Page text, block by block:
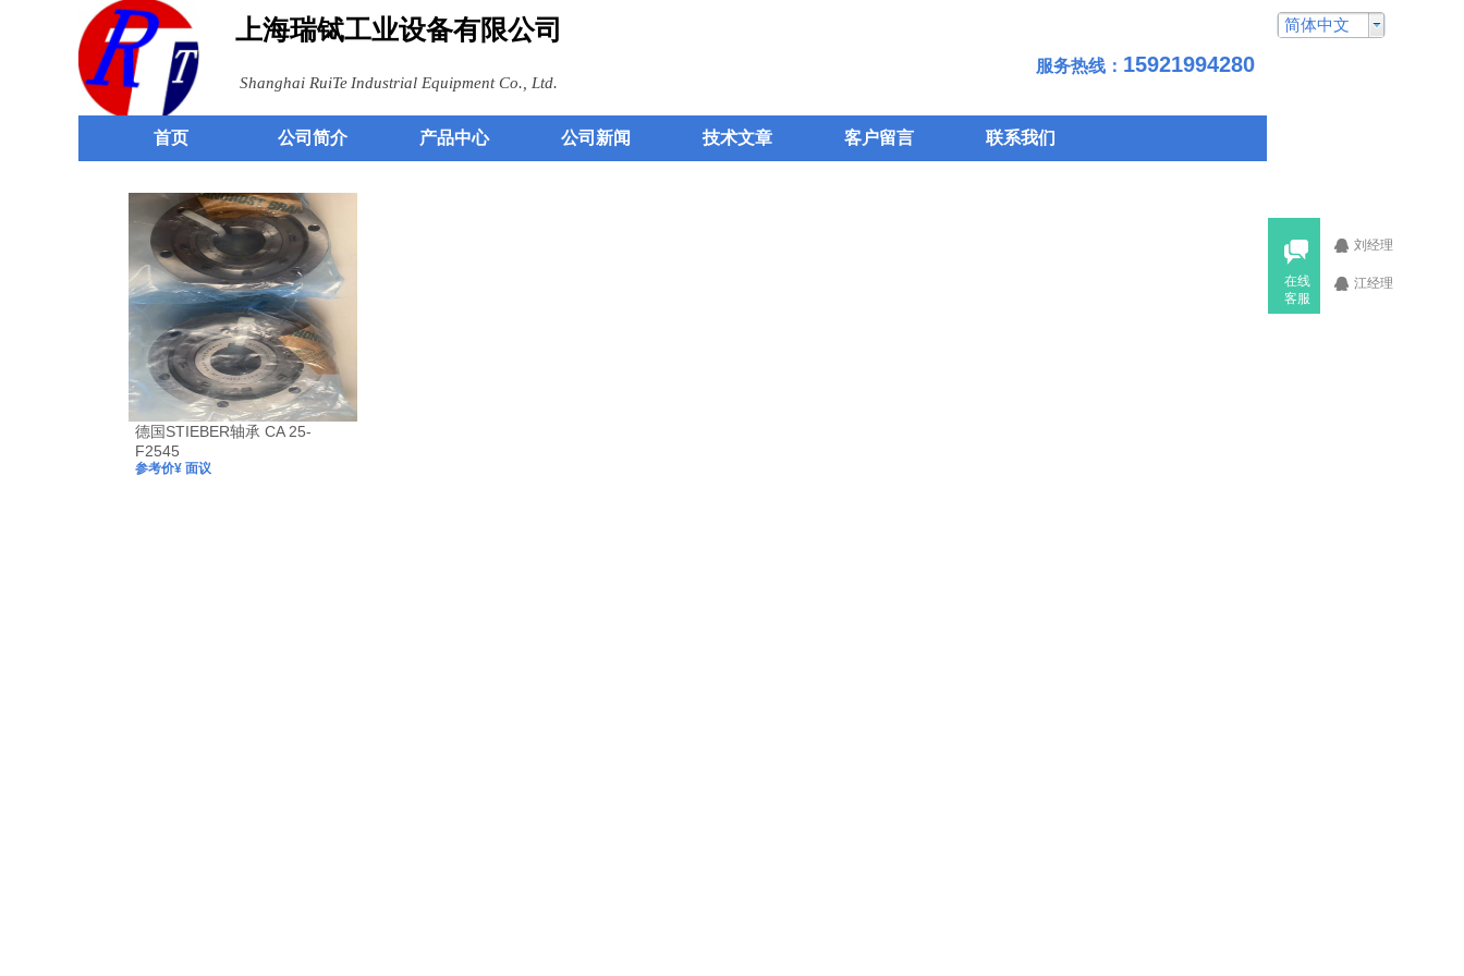
上海瑞铽工业设备有限公司
Shanghai RuiTe Industrial Equipment Co., Ltd.
简体中文
服务热线： 15921994280
首页 公司简介 产品中心 公司新闻 技术文章 客户留言 联系我们
德国STIEBER轴承 CA 25-
F2545
参考价¥ 面议
在线
客服
刘经理
江经理